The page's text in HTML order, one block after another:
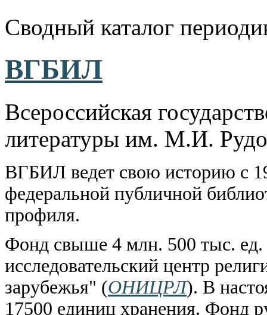
Сводный каталог
ВГБИЛ
Всероссийская
литературы им. М.И.
ВГБИЛ ведет свою историю с
федеральной публичной
профиля.
Фонд свыше 4 млн. 500 тыс. ед.
исследовательский центр
зарубежья" (ОНИЦРЛ). В
17500 единиц хранения. Фонд